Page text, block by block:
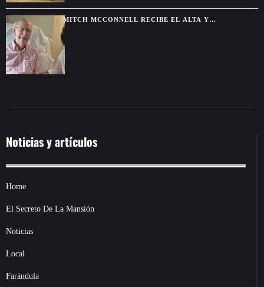
MITCH MCCONNELL RECIBE EL ALTA Y
CONTINUARÁ SU RECUPERACIÓN DESDE CASA
Noticias y artículos
Home
El Secreto De La Mansión
Noticias
Local
Farándula